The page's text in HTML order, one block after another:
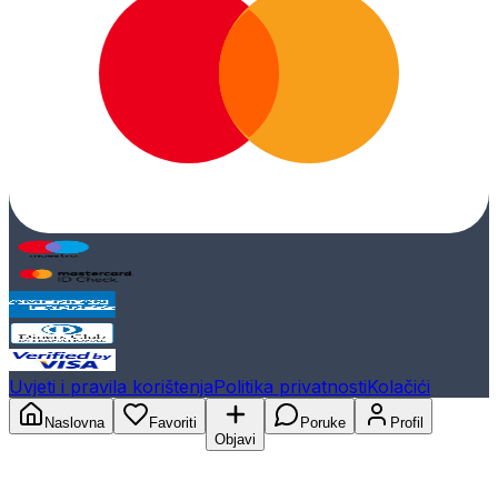
Uvjeti i pravila korištenjaPolitika privatnostiKolačići
Naslovna
Favoriti
Objavi
Poruke Profil